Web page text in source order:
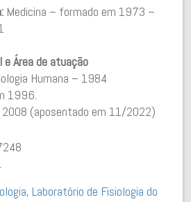
Medicina – formado em 1973 –
Área de atuação
Humana – 1984
1996.
(aposentado em 11/2022)
Laboratório de Fisiologia do